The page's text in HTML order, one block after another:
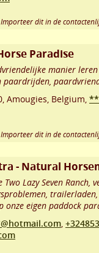
dit in de
Paradise
manier
paardrijden,
, Amougies, Belgium,
dit in de
- Natural
Lazy Seven
onze eigen paddock
,